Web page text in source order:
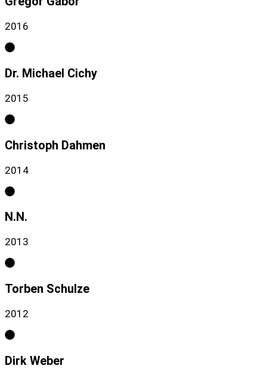
2016
Dr. Michael Cichy
2015
Christoph Dahmen
2014
N.N.
2013
Torben Schulze
2012
Dirk Weber